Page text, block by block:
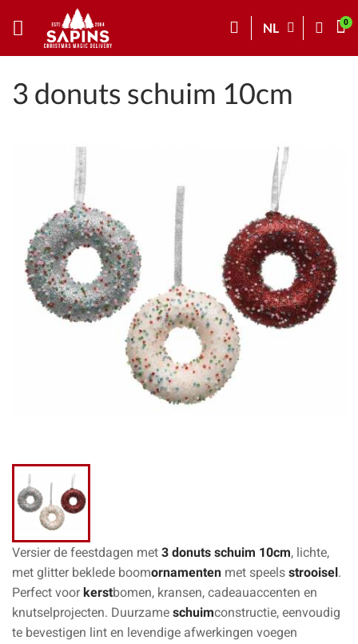
NL
3 donuts schuim 10cm
Versier de feestdagen met 3 donuts schuim 10cm, lichte,
met glitter beklede boomornamenten met speels strooisel.
Perfect voorkerstbomen, kransen, cadeauaccenten en
knutselprojecten. Duurzame schuimconstructie, eenvoudig
te bevestigen lint en levendige afwerkingen voegen